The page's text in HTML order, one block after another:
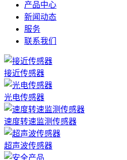
产品中心
新闻动态
服务
联系我们
接近传感器
光电传感器
速度转速监测传感器
超声波传感器